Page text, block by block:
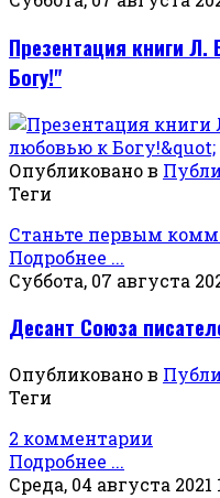
Презентация книги
Богу!"
Опубликовано в
Теги
Станьте первым
Подробнее ...
Суббота, 07 августа
Десант Союза
Опубликовано в
Теги
2 комментарии
Подробнее ...
Среда, 04 августа 2021